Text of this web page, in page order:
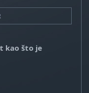
kao što je